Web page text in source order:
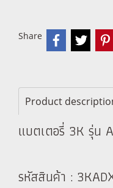
Share
Product
แบตเตอรี่ 3K รุ่น
รหัสสินค้า :